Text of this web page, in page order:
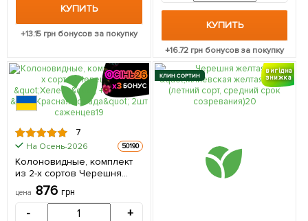
КУПИТЬ
+13.15 грн бонусов за покупку
КУПИТЬ
+16.72грн бонусов за покупку
7
На Осень-2026 50190
Колоновидные, комплект
из 2-х сортов Черешня
"Хелена" + Черешня
"Красная помада" 2шт
цена 876 грн
- +
вигідна
знижка
КЛИН СОРТИН